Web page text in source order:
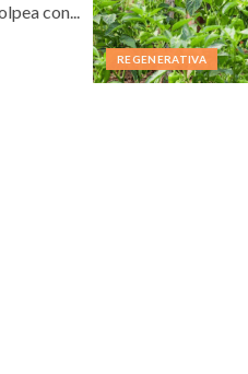
REGENERATIVA
con...